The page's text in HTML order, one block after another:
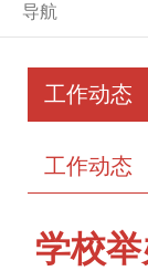
导航
工作动态
工作动态
学校